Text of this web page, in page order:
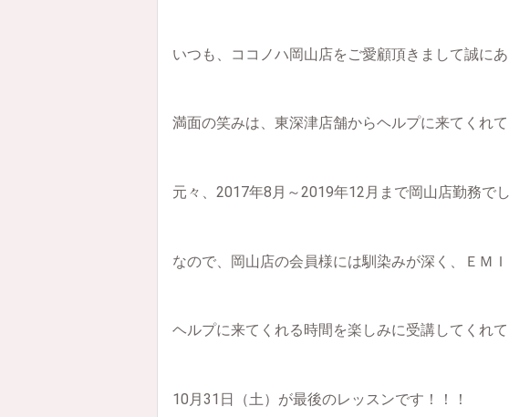
いつも、ココノハ岡山店をご愛顧頂きまして誠に
満面の笑みは、東深津店舗からヘルプに来てくれ
元々、2017年8月～2019年12月まで岡山店勤務で
なので、岡山店の会員様には馴染みが深く、ＥＭ
ヘルプに来てくれる時間を楽しみに受講してくれ
10月31日（土）が最後のレッスンです！！！